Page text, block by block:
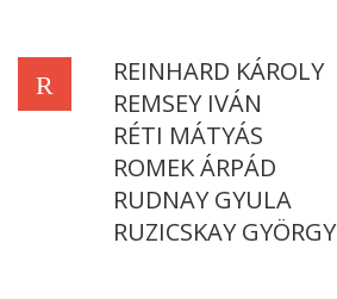
R
REINHARD KÁROLY
REMSEY IVÁN
RÉTI MÁTYÁS
ROMEK ÁRPÁD
RUDNAY GYULA
RUZICSKAY GYÖRGY